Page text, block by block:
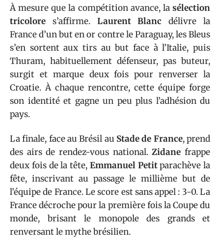
À mesure que la compétition avance, la sélection
tricolore s’affirme. Laurent Blanc délivre la
France d’un but en or contre le Paraguay, les Bleus
s’en sortent aux tirs au but face à l’Italie, puis
Thuram, habituellement défenseur, pas buteur,
surgit et marque deux fois pour renverser la
Croatie. À chaque rencontre, cette équipe forge
son identité et gagne un peu plus l’adhésion du
pays.
La finale, face au Brésil au Stade de France, prend
des airs de rendez-vous national.Zidane frappe
deux fois de la tête, Emmanuel Petitparachève la
fête, inscrivant au passage le millième but de
l’équipe de France. Le score est sans appel : 3-0. La
France décroche pour la première fois la Coupe du
monde, brisant le monopole des grands et
renversant le mythe brésilien.